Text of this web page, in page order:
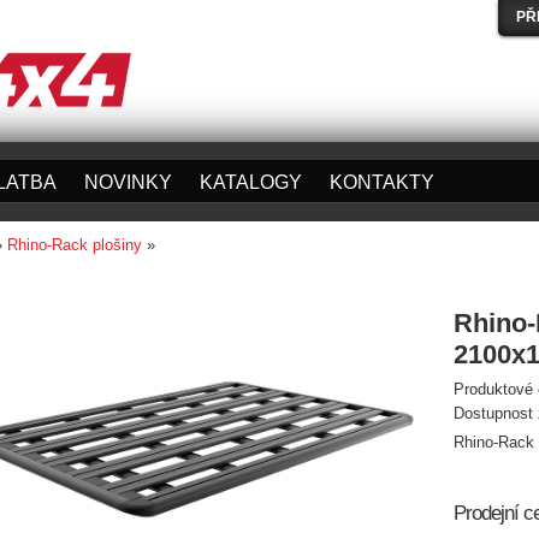
NOVINKY KATALOGY KONTAKTY
Rhino-Rack plošiny »
Produktové
Rhino-
Prodejní